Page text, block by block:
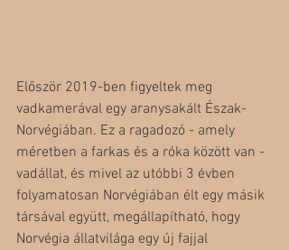
Először 2019-ben figyeltek meg
vadkamerával egy aranysakált Észak-
Norvégiában. Ez a ragadozó - amely
méretben a farkas és a róka között van -
vadállat, és mivel az utóbbi 3 évben
folyamatosan Norvégiában élt egy másik
társával együtt, megállapítható, hogy
Norvégia állatvilága egy új fajjal